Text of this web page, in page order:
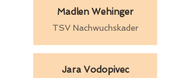
Madlen Wehinger
TSV Nachwuchskader
Jara Vodopivec